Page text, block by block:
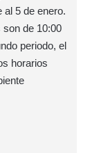
al 5 de enero.
de 10:00
periodo, el
horarios